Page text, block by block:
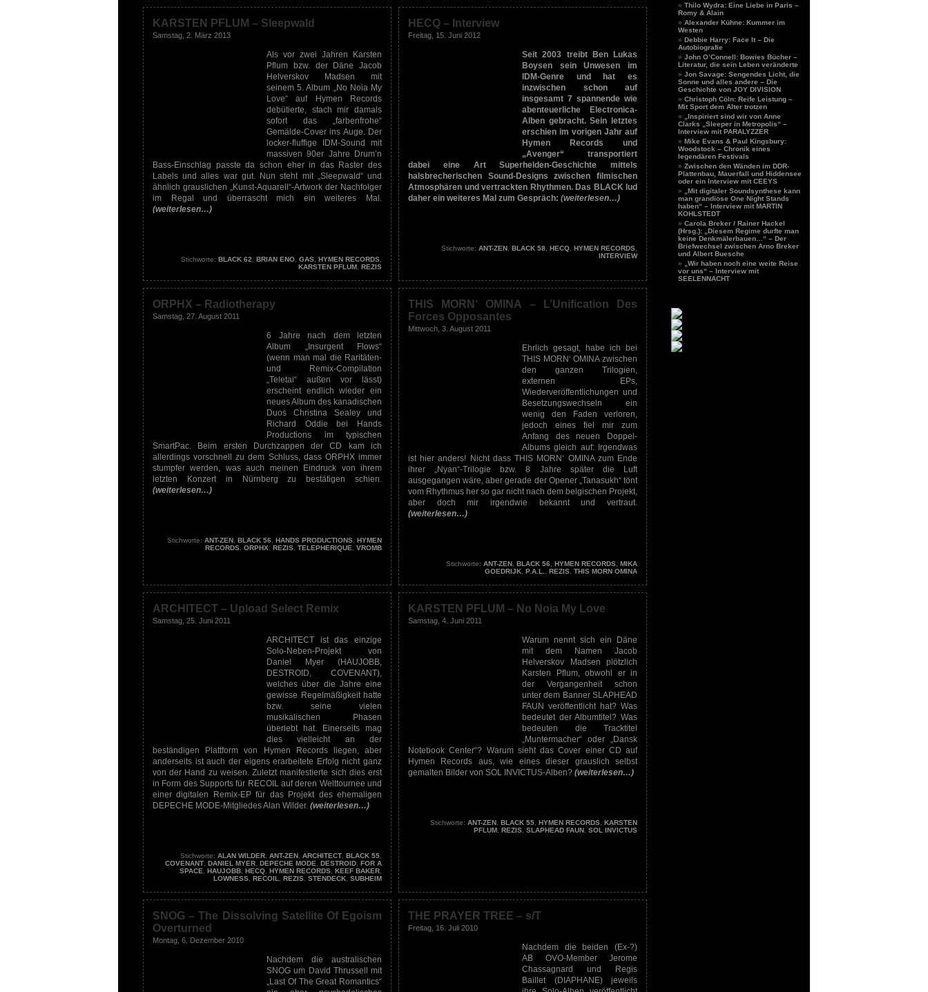
KARSTEN PFLUM – Sleepwald
Samstag, 2. März 2013
Als vor zwei Jahren Karsten
Pflum bzw. der Däne Jacob
Helverskov Madsen mit
seinem 5. Album „No Noia My
Love“ auf Hymen Records
debütierte, stach mir damals
sofort das „farbenfrohe“
Gemälde-Cover ins Auge. Der
locker-fluffige IDM-Sound mit
massiven 90er Jahre Drum’n
Bass-Einschlag passte da schon eher in das Raster des
Labels und alles war gut. Nun steht mit „Sleepwald“ und
ähnlich grauslichen „Kunst-Aquarell“-Artwork der Nachfolger
im Regal und überrascht mich ein weiteres Mal.
(weiterlesen…)
Stichworte: BLACK 62 BRIAN ENO GAS HYMEN RECORDS
KARSTEN PFLUM REZIS
HECQ – Interview
Freitag, 15. Juni 2012
Seit 2003 treibt Ben Lukas
Boysen sein Unwesen im
IDM-Genre und hat es
inzwischen schon auf
insgesamt 7 spannende wie
abenteuerliche Electronica-
Alben gebracht. Sein letztes
erschien im vorigen Jahr auf
Hymen Records und
„Avenger“ transportiert
dabei eine Art Superhelden-Geschichte mittels
halsbrecherischen Sound-Designs zwischen filmischen
Atmosphären und vertrackten Rhythmen. Das BLACK lud
daher ein weiteres Mal zum Gespräch: (weiterlesen…)
Stichworte: ANT-ZEN BLACK 58 HECQ HYMEN RECORDS
INTERVIEW
ORPHX – Radiotherapy
Samstag, 27. August 2011
6 Jahre nach dem letzten
Album „Insurgent Flows“
(wenn man mal die Raritäten-
und Remix-Compilation
„Teletai“ außen vor lässt)
erscheint endlich wieder ein
neues Album des kanadischen
Duos Christina Sealey und
Richard Oddie bei Hands
Productions im typischen
SmartPac. Beim ersten Durchzappen der CD kam ich
allerdings vorschnell zu dem Schluss, dass ORPHX immer
stumpfer werden, was auch meinen Eindruck von ihrem
letzten Konzert in Nürnberg zu bestätigen schien.
(weiterlesen…)
Stichworte: ANT-ZEN BLACK 56 HANDS PRODUCTIONS HYMEN
RECORDS ORPHX REZIS TELEPHERIQUE VROMB
THIS MORN‘ OMINA – L’Unification Des
Forces Opposantes
Mittwoch, 3. August 2011
Ehrlich gesagt, habe ich bei
THIS MORN‘ OMINA zwischen
den ganzen Trilogien,
externen EPs,
Wiederveröffentlichungen und
Besetzungswechseln ein
wenig den Faden verloren,
jedoch eines fiel mir zum
Anfang des neuen Doppel-
Albums gleich auf: Irgendwas
ist hier anders! Nicht dass THIS MORN‘ OMINA zum Ende
ihrer „Nyan“-Trilogie bzw. 8 Jahre später die Luft
ausgegangen wäre, aber gerade der Opener „Tanasukh“ tönt
vom Rhythmus her so gar nicht nach dem belgischen Projekt,
aber doch mir irgendwie bekannt und vertraut.
(weiterlesen…)
Stichworte: ANT-ZEN BLACK 56 HYMEN RECORDS MIKA
GOEDRIJK P.A.L. REZIS THIS MORN OMINA
ARCHITECT – Upload Select Remix
Samstag, 25. Juni 2011
ARCHITECT ist das einzige
Solo-Neben-Projekt von
Daniel Myer (HAUJOBB,
DESTROID, COVENANT),
welches über die Jahre eine
gewisse Regelmäßigkeit hatte
bzw. seine vielen
musikalischen Phasen
überlebt hat. Einerseits mag
dies vielleicht an der
beständigen Plattform von Hymen Records liegen, aber
anderseits ist auch der eigens erarbeitete Erfolg nicht ganz
von der Hand zu weisen. Zuletzt manifestierte sich dies erst
in Form des Supports für RECOIL auf deren Welttournee und
einer digitalen Remix-EP für das Projekt des ehemaligen
DEPECHE MODE-Mitgliedes Alan Wilder. (weiterlesen…)
Stichworte: ALAN WILDER ANT-ZEN ARCHITECT BLACK 55
COVENANT DANIEL MYER DEPECHE MODE DESTROID FOR A
SPACE
HAUJOBB HECQ HYMEN RECORDS KEEF BAKER
LOWNESS RECOIL REZIS STENDECK SUBHEIM
KARSTEN PFLUM – No Noia My Love
Samstag, 4. Juni 2011
Warum nennt sich ein Däne
mit dem Namen Jacob
Helverskov Madsen plötzlich
Karsten Pflum, obwohl er in
der Vergangenheit schon
unter dem Banner SLAPHEAD
FAUN veröffentlicht hat? Was
bedeutet der Albumtitel? Was
bedeuten die Tracktitel
„Muntermacher“ oder „Dansk
Notebook Center“? Warum sieht das Cover einer CD auf
Hymen Records aus, wie eines dieser grauslich selbst
gemalten Bilder von SOL INVICTUS-Alben? (weiterlesen…)
Stichworte: ANT-ZEN BLACK 55 HYMEN RECORDS KARSTEN
PFLUM REZIS SLAPHEAD FAUN SOL INVICTUS
SNOG – The Dissolving Satellite Of Egoism
Overturned
Montag, 6. Dezember 2010
Nachdem die australischen
SNOG um David Thrussell mit
„Last Of The Great Romantics“
THE PRAYER TREE – s/T
Freitag, 16. Juli 2010
Nachdem die beiden (Ex-?)
AB OVO-Member Jerome
Chassagnard und Regis
Baillet (DIAPHANE) jeweils
Thilo Wydra: Eine Liebe in Paris –
Romy & Alain
Alexander Kühne: Kummer im
Westen
Debbie Harry: Face It – Die
Autobiografie
John O’Connell: Bowies Bücher –
Literatur, die sein Leben veränderte
Jon Savage: Sengendes Licht, die
Sonne und alles andere – Die
Geschichte von JOY DIVISION
Christoph Cöln: Reife Leistung –
Mit Sport dem Alter trotzen
„Inspiriert sind wir von Anne
Clarks „Sleeper in Metropolis“ –
Interview mit PARALYZZER
Mike Evans & Paul Kingsbury:
Woodstock – Chronik eines
legendären Festivals
Zwischen den Wänden im DDR-
Plattenbau, Mauerfall und Hiddensee
oder ein Interview mit CEEYS
„Mit digitaler Soundsynthese kann
man grandiose One Night Stands
haben“ – Interview mit MARTIN
KOHLSTEDT
Carola Breker / Rainer Hackel
(Hrsg.): „Diesem Regime durfte man
keine Denkmälerbauen…“ – Der
Briefwechsel zwischen Arno Breker
und Albert Buesche
„Wir haben noch eine weite Reise
vor uns“ – Interview mit
SEELENNACHT